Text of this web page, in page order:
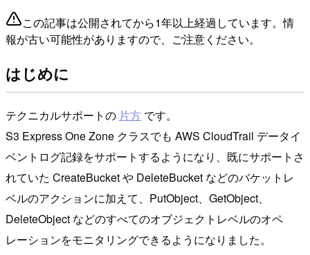
この記事は公開されてから1年以上経過しています。情
報が古い可能性がありますので、ご注意ください。
はじめに
テクニカルサポートの 片方 です。
S3 Express One Zone クラスでも AWS CloudTrail データイ
ベントログ記録をサポートするようになり、既にサポートさ
れていた CreateBucket や DeleteBucket などのバケットレ
ベルのアクションに加えて、PutObject、GetObject、
DeleteObject などのすべてのオブジェクトレベルのオペ
レーションをモニタリングできるようになりました。